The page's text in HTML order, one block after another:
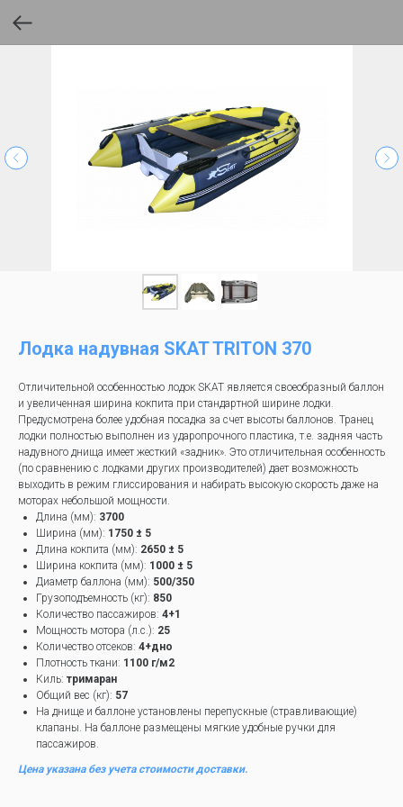
Лодка надувная SKAT TRITON 370
Отличительной особенностью лодок SKAT является своеобразный баллон
и увеличенная ширина кокпита при стандартной ширине лодки.
Предусмотрена более удобная посадка за счет высоты баллонов. Транец
лодки полностью выполнен из ударопрочного пластика, т.е. задняя часть
надувного днища имеет жесткий «задник». Это отличительная особенность
(по сравнению с лодками других производителей) дает возможность
выходить в режим глиссирования и набирать высокую скорость даже на
моторах небольшой мощности.
Длина (мм): 3700
Ширина (мм): 1750 ± 5
Длина кокпита (мм): 2650 ± 5
Ширина кокпита (мм): 1000 ± 5
Диаметр баллона (мм): 500/350
Грузоподъемность (кг): 850
Количество пассажиров: 4+1
Мощность мотора (л.с.): 25
Количество отсеков: 4+дно
Плотность ткани: 1100 г/м2
Киль: тримаран
Общий вес (кг): 57
На днище и баллоне установлены перепускные (стравливающие)
клапаны. На баллоне размещены мягкие удобные ручки для
пассажиров.
Цена указана без учета стоимости доставки.